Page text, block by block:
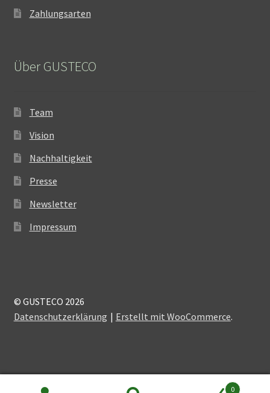
Zahlungsarten
Über GUSTECO
Team
Vision
Nachhaltigkeit
Presse
Newsletter
Impressum
© GUSTECO 2026
Datenschutzerklärung
Erstellt mit WooCommerce.
0